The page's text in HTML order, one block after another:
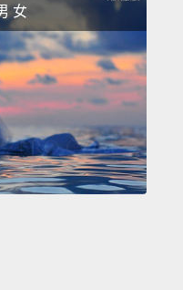
你運動完回來
Because
weight, not
knew is
basal ganglia
女